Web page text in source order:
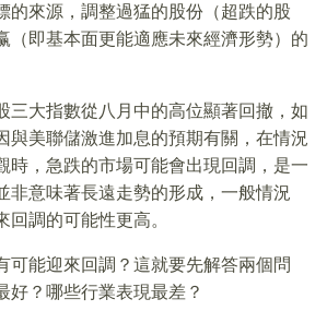
的來源，調整過猛的股份（超跌的股
（即基本面更能適應未來經濟形勢）的
三大指數從八月中的高位顯著回撤，如
與美聯儲激進加息的預期有關，在情況
時，急跌的市場可能會出現回調，是一
非意味著長遠走勢的形成，一般情況
調的可能性更高。
可能迎來回調？這就要先解答兩個問
好？哪些行業表現最差？